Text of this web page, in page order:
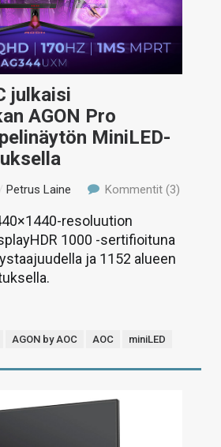
julkaisi
AGON Pro
MiniLED-
/ Petrus Laine Kommentit (3)
resoluution
1000 -sertifioituna
ja 1152 alueen
AGON by AOC AOC miniLED